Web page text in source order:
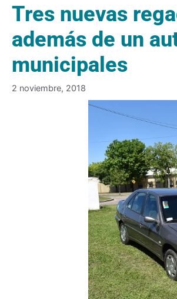
Tres nuevas
además de un
municipales
2 noviembre, 2018